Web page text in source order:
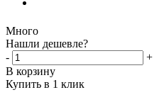
Много
Нашли дешевле?
-
+
В корзину
Купить в 1 клик